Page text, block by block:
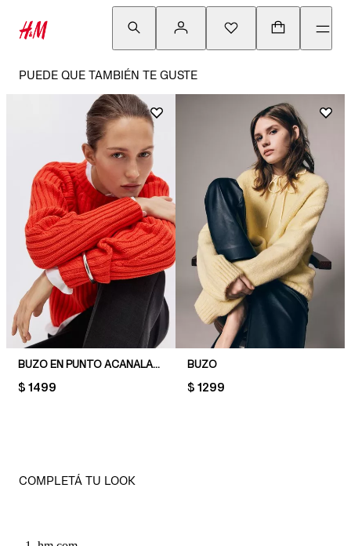
PUEDE QUE TAMBIÉN TE GUSTE
BUZO EN PUNTO ACANALADO
PRICE:
$ 1499
BUZO
PRICE:
$ 1299
COMPLETÁ TU LOOK